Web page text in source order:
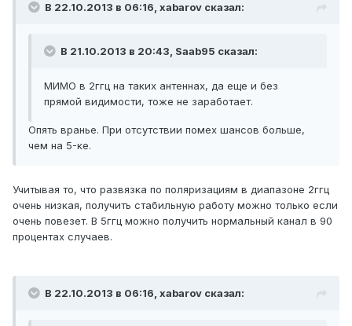
В 22.10.2013 в 06:16, xabarov сказал:
В 21.10.2013 в 20:43, Saab95 сказал:
МИМО в 2ггц на таких антеннах, да еще и без
прямой видимости, тоже не заработает.
Опять вранье. При отсутствии помех шансов больше,
чем на 5-ке.
Учитывая то, что развязка по поляризациям в диапазоне 2ггц
очень низкая, получить стабильную работу можно только если
очень повезет. В 5ггц можно получить нормальный канал в 90
процентах случаев.
В 22.10.2013 в 06:16, xabarov сказал: